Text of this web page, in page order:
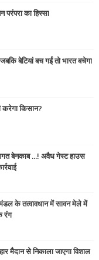
परंपरा का हिस्सा
बेटियां बच गईं तो भारत बचेगा
करेगा किसान?
बेनकाब ...! अवैध गेस्ट हाउस
मंडल के तत्वावधान में सावन मेले में
रंग
मैदान से निकाला जाएगा विशाल